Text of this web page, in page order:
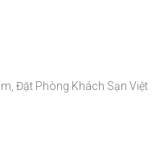
Đặt Phòng Khách Sạn Việt